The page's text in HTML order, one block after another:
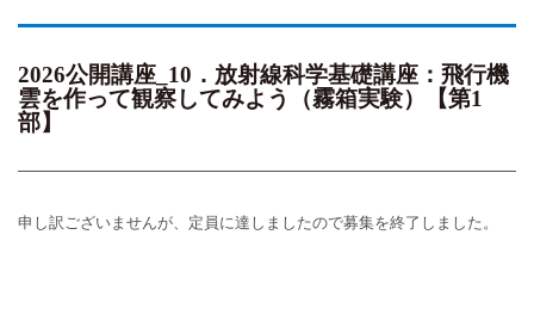
2026公開講座_10．放射線科学基礎講座：飛行機
雲を作って観察してみよう（霧箱実験）【第1
部】
申し訳ございませんが、定員に達しましたので募集を終了しました。